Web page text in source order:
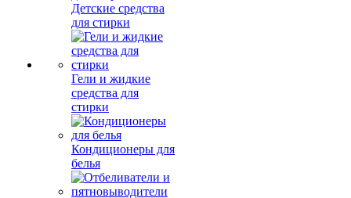
Детские средства
для стирки
Гели и жидкие
средства для
стирки
Кондиционеры для
белья